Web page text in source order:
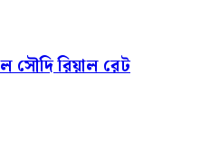
সৌদি রিয়াল রেট